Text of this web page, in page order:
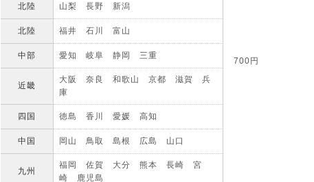
700円
北陸 山梨 長野 新潟
北陸 福井 石川 富山
中部 愛知 岐阜 静岡 三重
近畿
大阪 奈良 和歌山 京都 滋賀 兵
庫
四国 徳島 香川 愛媛 高知
中国 岡山 鳥取 島根 広島 山口
九州
福岡 佐賀 大分 熊本 長崎 宮
崎 鹿児島